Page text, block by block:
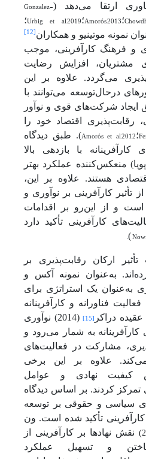
ارتقا می‌دهد (Gonzalez-
؛Amorós,2013؛Urbig et al,2019؛
نمونه موتینیو و همکاران [12]
و فرهنگ کارآفرینی، موجب
مشتریان، افزایش رضایت
می‌گردد. علاوه بر این
درحال‌توسعه می‌توانند با
ایجاد شرکت‌های قوی و نوآور
اقتصاد خود را
؛Amorós et al,2012). طبق دیدگاه
کارآفرینانه با بازدهی بالا
منعکس‌کننده عملکرد بهتر
هستند. علاوه بر این،
کارآفرینی بر نوآوری و
و از این‌رو بر اقدامات
کارآفرینی تأکید دارد
)
.
ارکان رقابت‌پذیری بر
به‌عنوان نمونه
آکس و
به‌عنوان یک استراتژی برای
فناورانه و کارآفرینانه
دراکر
[15]
(2014) نوآوری
به شمار می‌رود و
مشارکت در فعالیت‌های
علاوه بر این برخی
کیفیت نهادی و عوامل
تمرکز کردند. بر اساس دیدگاه
سیاسی و حقوقی بر توسعه
تأکید شده است. ون
نقش نهادها بر کارآفرینی از
و تسهیل عملکرد